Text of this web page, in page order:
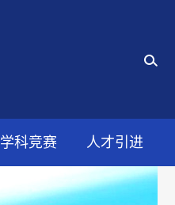
学科竞赛 人才引进